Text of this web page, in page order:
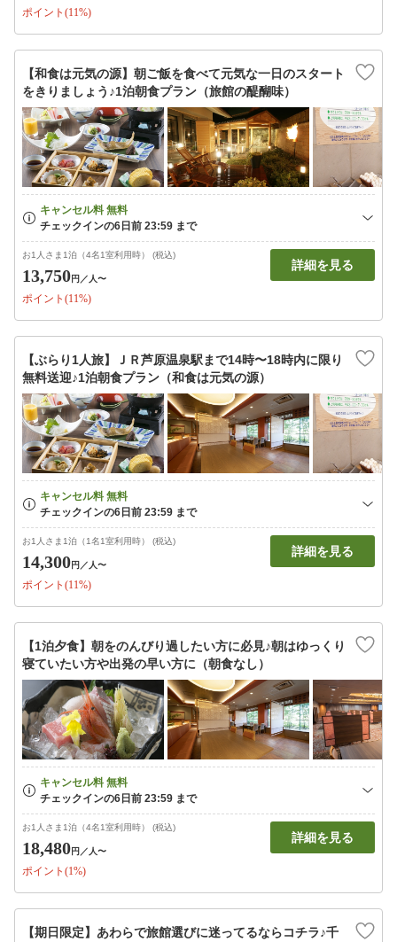
ポイント(11%)
【和食は元気の源】朝ご飯を食べて元気な一日のスタート
をきりましょう♪1泊朝食プラン（旅館の醍醐味）
お1人さま1泊（4名1室利用時） (税込)
13,750円 ／人〜
ポイント(11%)
詳細を見る
【ぶらり1人旅】ＪＲ芦原温泉駅まで14時〜18時内に限り
無料送迎♪1泊朝食プラン（和食は元気の源）
お1人さま1泊（1名1室利用時） (税込)
14,300円 ／人〜
ポイント(11%)
詳細を見る
【1泊夕食】朝をのんびり過したい方に必見♪朝はゆっくり
寝ていたい方や出発の早い方に（朝食なし）
お1人さま1泊（4名1室利用時） (税込)
18,480円 ／人〜
ポイント(1%)
詳細を見る
【期日限定】あわらで旅館選びに迷ってるならコチラ♪千